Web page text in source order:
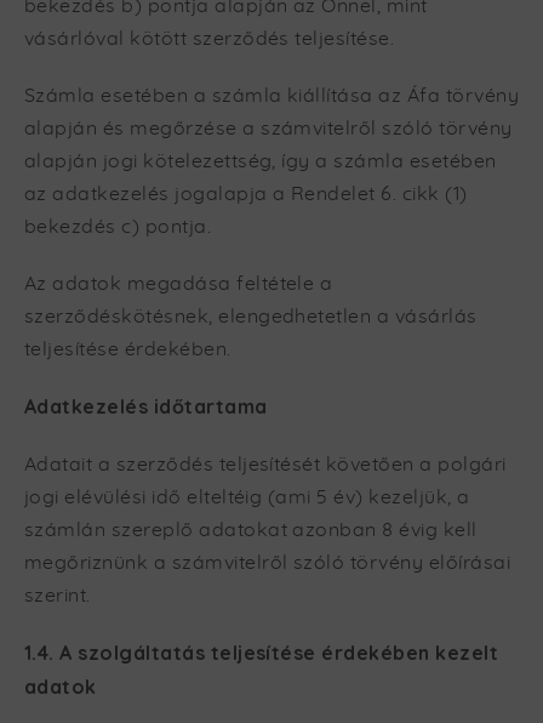
bekezdés b) pontja alapján az Önnel, mint
vásárlóval kötött szerződés teljesítése.
Számla esetében a számla kiállítása az Áfa törvény
alapján és megőrzése a számvitelről szóló törvény
alapján jogi kötelezettség, így a számla esetében
az adatkezelés jogalapja a Rendelet 6. cikk (1)
bekezdés c) pontja.
Az adatok megadása feltétele a
szerződéskötésnek, elengedhetetlen a vásárlás
teljesítése érdekében.
Adatkezelés időtartama
Adatait a szerződés teljesítését követően a polgári
jogi elévülési idő elteltéig (ami 5 év) kezeljük, a
számlán szereplő adatokat azonban 8 évig kell
megőriznünk a számvitelről szóló törvény előírásai
szerint.
1.4. A szolgáltatás teljesítése érdekében kezelt
adatok